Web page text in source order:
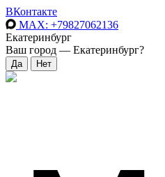
ВКонтакте
MAX: +79827062136
Екатеринбург
Ваш город — Екатеринбург?